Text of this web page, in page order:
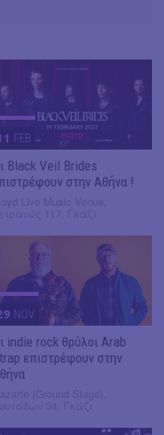
FEB
Black Veil Brides
στην Αθήνα !
NOV
indie rock θρύλοι Arab
επιστρέφουν στην